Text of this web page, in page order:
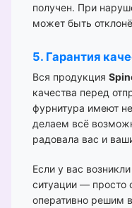
получен. При
может быть
5. Гарантия
Вся продукция
качества перед
фурнитура имеют
делаем всё
радовала вас и
Если у вас
ситуации — просто
оперативно решим